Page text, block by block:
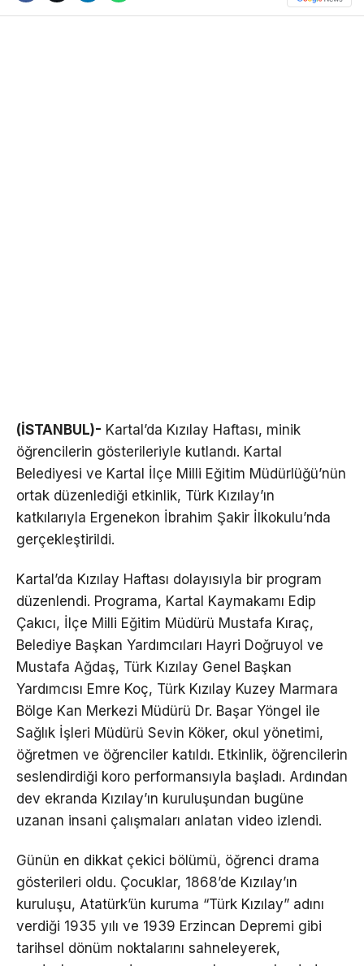
(İSTANBUL)- Kartal’da Kızılay Haftası, minik
öğrencilerin gösterileriyle kutlandı. Kartal
Belediyesi ve Kartal İlçe Milli Eğitim Müdürlüğü’nün
ortak düzenlediği etkinlik, Türk Kızılay’ın
katkılarıyla Ergenekon İbrahim Şakir İlkokulu’nda
gerçekleştirildi.
Kartal’da Kızılay Haftası dolayısıyla bir program
düzenlendi. Programa, Kartal Kaymakamı Edip
Çakıcı, İlçe Milli Eğitim Müdürü Mustafa Kıraç,
Belediye Başkan Yardımcıları Hayri Doğruyol ve
Mustafa Ağdaş, Türk Kızılay Genel Başkan
Yardımcısı Emre Koç, Türk Kızılay Kuzey Marmara
Bölge Kan Merkezi Müdürü Dr. Başar Yöngel ile
Sağlık İşleri Müdürü Sevin Köker, okul yönetimi,
öğretmen ve öğrenciler katıldı. Etkinlik, öğrencilerin
seslendirdiği koro performansıyla başladı. Ardından
dev ekranda Kızılay’ın kuruluşundan bugüne
uzanan insani çalışmaları anlatan video izlendi.
Günün en dikkat çekici bölümü, öğrenci drama
gösterileri oldu. Çocuklar, 1868’de Kızılay’ın
kuruluşu, Atatürk’ün kuruma “Türk Kızılay” adını
verdiği 1935 yılı ve 1939 Erzincan Depremi gibi
tarihsel dönüm noktalarını sahneleyerek,